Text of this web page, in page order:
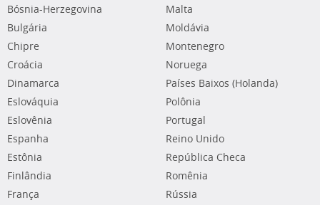
Bósnia-Herzegovina
Bulgária
Chipre
Croácia
Dinamarca
Eslováquia
Eslovênia
Espanha
Estônia
Finlândia
França
Malta
Moldávia
Montenegro
Noruega
Países Baixos (Holanda)
Polônia
Portugal
Reino Unido
República Checa
Romênia
Rússia